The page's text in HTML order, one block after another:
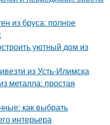
из бруса: полное
уютный дом из
из Усть-Илимска
металла: простая
как выбрать
интерьера